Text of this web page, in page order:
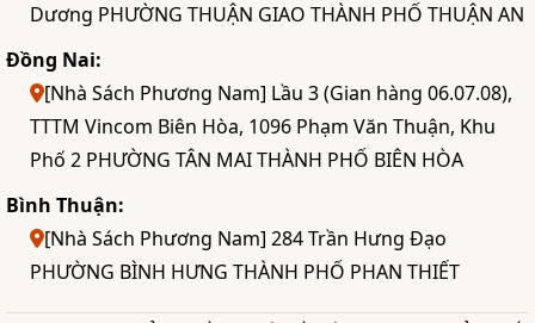
Dương PHƯỜNG THUẬN GIAO THÀNH PHỐ THUẬN AN
Đồng Nai:
[Nhà Sách Phương Nam] Lầu 3 (Gian hàng 06.07.08),
TTTM Vincom Biên Hòa, 1096 Phạm Văn Thuận, Khu
Phố 2 PHƯỜNG TÂN MAI THÀNH PHỐ BIÊN HÒA
Bình Thuận:
[Nhà Sách Phương Nam] 284 Trần Hưng Đạo
PHƯỜNG BÌNH HƯNG THÀNH PHỐ PHAN THIẾT